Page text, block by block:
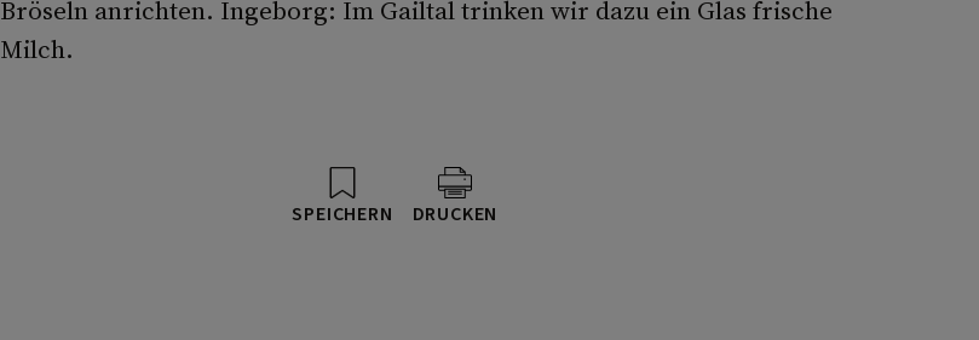
Bröseln anrichten. Ingeborg: Im Gailtal trinken wir dazu ein Glas frische
Milch.
SPEICHERN DRUCKEN